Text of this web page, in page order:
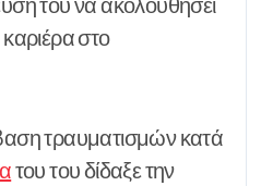
στο
τραυματισμών κατά
του του δίδαξε την